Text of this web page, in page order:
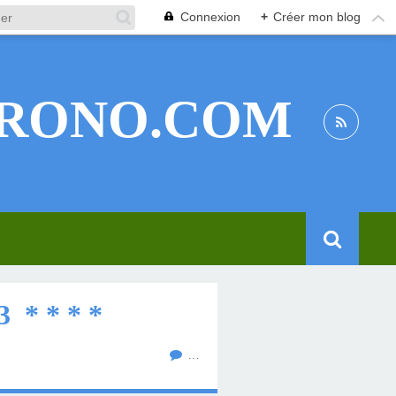
Connexion + Créer mon blog
* * * *
…